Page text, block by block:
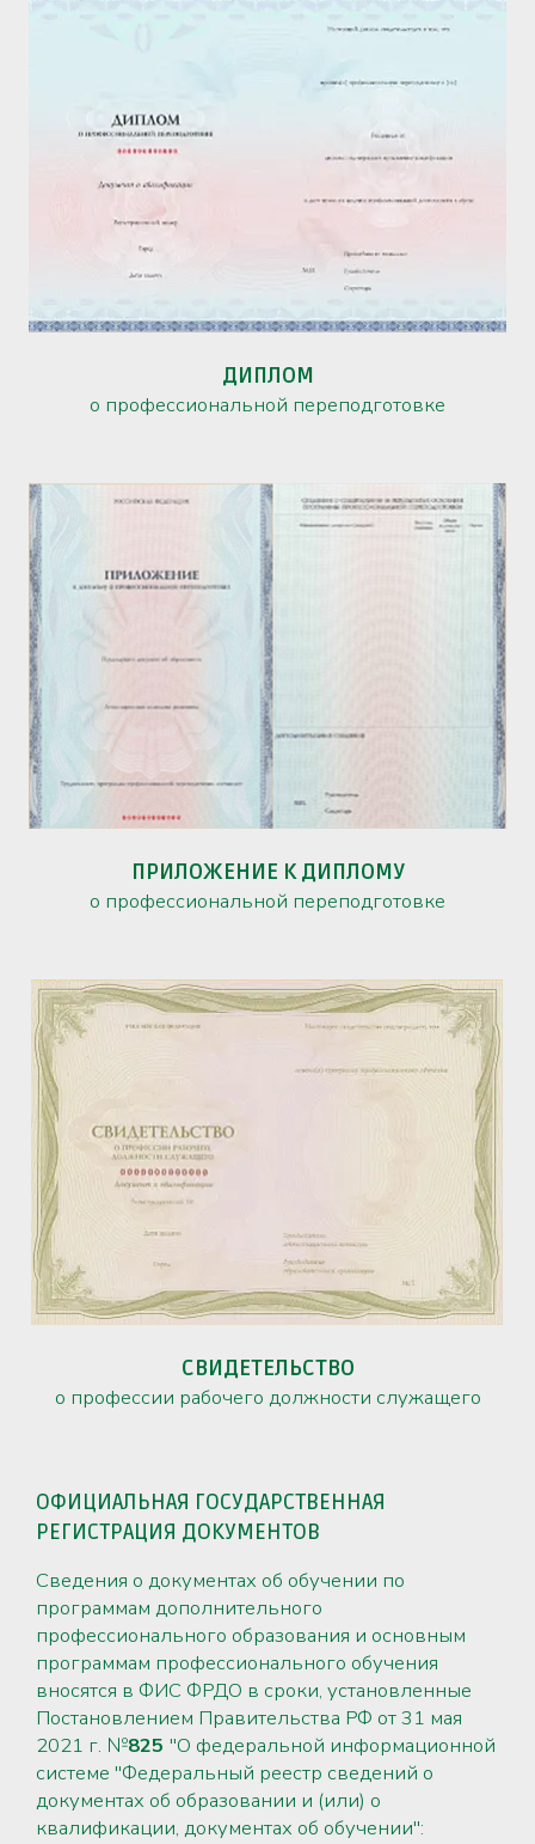
ДИПЛОМ
о профессиональной переподготовке
ПРИЛОЖЕНИЕ К ДИПЛОМУ
о профессиональной переподготовке
СВИДЕТЕЛЬСТВО
о профессии рабочего должности служащего
ОФИЦИАЛЬНАЯ ГОСУДАРСТВЕННАЯ
РЕГИСТРАЦИЯ ДОКУМЕНТОВ
Сведения о документах об обучении по
программам дополнительного
профессионального образования и основным
программам профессионального обучения
вносятся в ФИС ФРДО в сроки, установленные
Постановлением Правительства РФ от 31 мая
2021 г. №825 "О федеральной информационной
системе "Федеральный реестр сведений о
документах об образовании и (или) о
квалификации, документах об обучении":